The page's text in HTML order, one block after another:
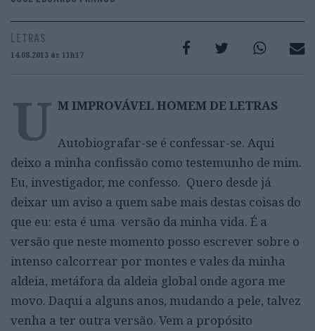
LETRAS
14.08.2013 às 11h17
U M IMPROVÁVEL HOMEM DE LETRAS
Autobiografar-se é confessar-se. Aqui
deixo a minha confissão como testemunho de mim.
Eu, investigador, me confesso. Quero desde já
deixar um aviso a quem sabe mais destas coisas do
que eu: esta é uma versão da minha vida. É a
versão que neste momento posso escrever sobre o
intenso calcorrear por montes e vales da minha
aldeia, metáfora da aldeia global onde agora me
movo. Daqui a alguns anos, mudando a pele, talvez
venha a ter outra versão. Vem a propósito